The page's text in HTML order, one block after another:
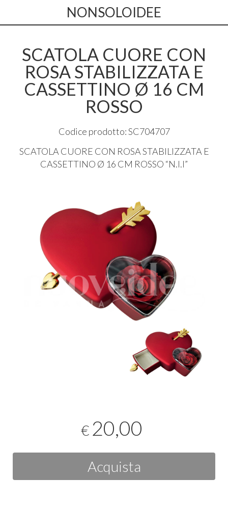
NONSOLOIDEE
SCATOLA CUORE CON
ROSA STABILIZZATA E
CASSETTINO Ø 16 CM
ROSSO
Codice prodotto: SC704707
SCATOLA CUORE CON ROSASTABILIZZATA E
CASSETTINO Ø 16 CM ROSSO “N.I.I”
€ 20,00
Acquista